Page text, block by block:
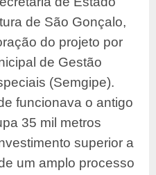
de São Gonçalo,
do projeto por
de Gestão
(Semgipe).
funcionava o antigo
35 mil metros
superior a
um amplo processo